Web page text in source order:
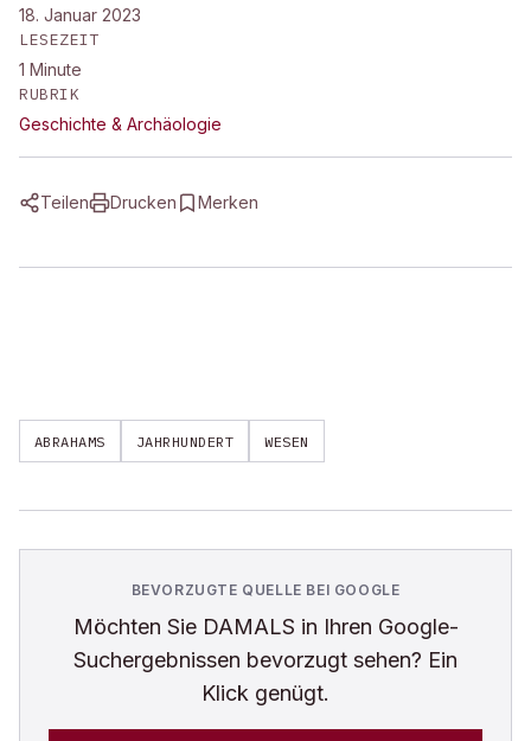
18. Januar 2023
LESEZEIT
1 Minute
RUBRIK
Geschichte & Archäologie
Teilen Drucken Merken
ABRAHAMS JAHRHUNDERT WESEN
BEVORZUGTE QUELLE BEI GOOGLE
Möchten Sie DAMALS in Ihren Google-
Suchergebnissen bevorzugt sehen? Ein
Klick genügt.